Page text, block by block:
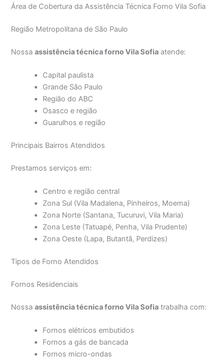
Área de Cobertura da Assistência Técnica Forno Vila Sofia
Região Metropolitana de São Paulo
Nossaassistência técnica forno Vila Sofia atende:
Capital paulista
Grande São Paulo
Região do ABC
Osasco e região
Guarulhos e região
Principais Bairros Atendidos
Prestamos serviços em:
Centro e região central
Zona Sul (Vila Madalena, Pinheiros, Moema)
Zona Norte (Santana, Tucuruvi, Vila Maria)
Zona Leste (Tatuapé, Penha, Vila Prudente)
Zona Oeste (Lapa, Butantã, Perdizes)
Tipos de Forno Atendidos
Fornos Residenciais
Nossaassistência técnica forno Vila Sofia trabalha com:
Fornos elétricos embutidos
Fornos a gás de bancada
Fornos micro-ondas